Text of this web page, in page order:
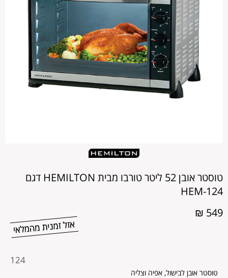
טוסטר אובן 52 ליטר טורבו מבית HEMILTON דגם
HEM-124
549 ₪
124
מוצר
טוסטר אובן לבישול, אפיה וצליה